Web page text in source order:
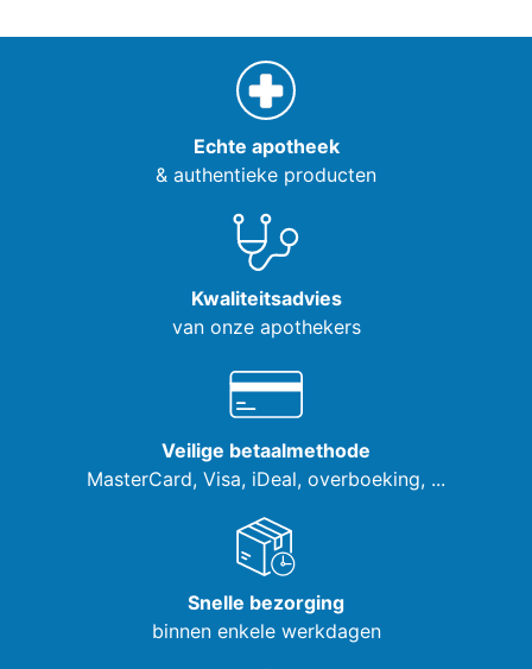
Echte apotheek
& authentieke producten
Kwaliteitsadvies
van onze apothekers
Veilige betaalmethode
MasterCard, Visa, iDeal, overboeking, ...
Snelle bezorging
binnen enkele werkdagen